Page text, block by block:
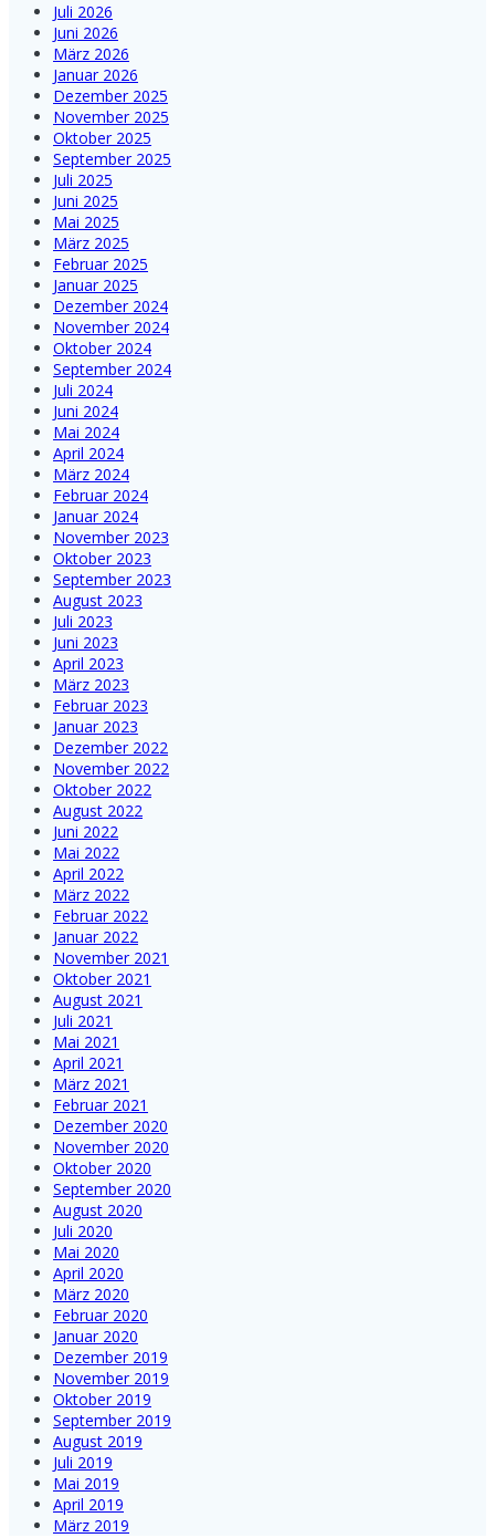
Juli 2026
Juni 2026
März 2026
Januar 2026
Dezember 2025
November 2025
Oktober 2025
September 2025
Juli 2025
Juni 2025
Mai 2025
März 2025
Februar 2025
Januar 2025
Dezember 2024
November 2024
Oktober 2024
September 2024
Juli 2024
Juni 2024
Mai 2024
April 2024
März 2024
Februar 2024
Januar 2024
November 2023
Oktober 2023
September 2023
August 2023
Juli 2023
Juni 2023
April 2023
März 2023
Februar 2023
Januar 2023
Dezember 2022
November 2022
Oktober 2022
August 2022
Juni 2022
Mai 2022
April 2022
März 2022
Februar 2022
Januar 2022
November 2021
Oktober 2021
August 2021
Juli 2021
Mai 2021
April 2021
März 2021
Februar 2021
Dezember 2020
November 2020
Oktober 2020
September 2020
August 2020
Juli 2020
Mai 2020
April 2020
März 2020
Februar 2020
Januar 2020
Dezember 2019
November 2019
Oktober 2019
September 2019
August 2019
Juli 2019
Mai 2019
April 2019
März 2019